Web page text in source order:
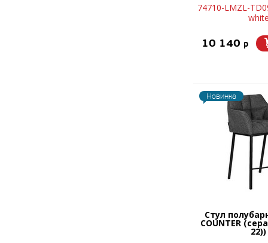
74710-LMZL-
10 140 p
Новинка
Стул
COUNTER
22))